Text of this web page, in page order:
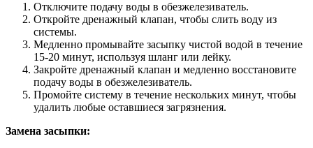
Отключите подачу воды в обезжелезиватель.
Откройте дренажный клапан, чтобы слить воду из
системы.
Медленно промывайте засыпку чистой водой в течение
15-20 минут, используя шланг или лейку.
Закройте дренажный клапан и медленно восстановите
подачу воды в обезжелезиватель.
Промойте систему в течение нескольких минут, чтобы
удалить любые оставшиеся загрязнения.
Замена засыпки: